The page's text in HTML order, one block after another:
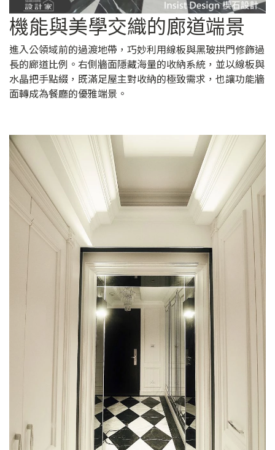
機能與美學交織的廊道端景
進入公領域前的過渡地帶，巧妙利用線板與黑玻拱門修飾過
長的廊道比例。右側牆面隱藏海量的收納系統，並以線板與
水晶把手點綴，既滿足屋主對收納的極致需求，也讓功能牆
面轉成為餐廳的優雅端景。